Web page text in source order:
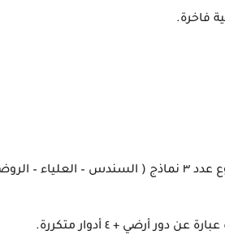
فاخرة.
دور أرضي + ٤ أدوار متكررة.